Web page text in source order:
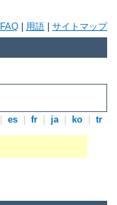
FAQ 用語 サイトマップ
es fr ja ko tr